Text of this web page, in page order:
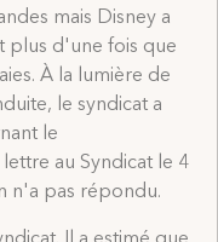
mais Disney a
plus d'une fois que
À la lumière de
le syndicat a
le
au Syndicat le 4
n'a pas répondu.